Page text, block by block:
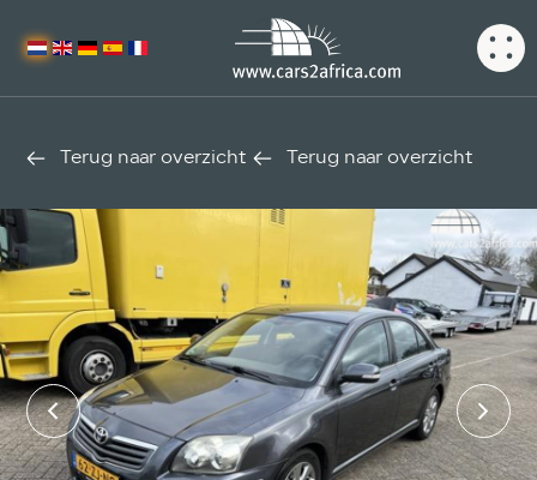
Terug naar overzicht Terug naar overzicht